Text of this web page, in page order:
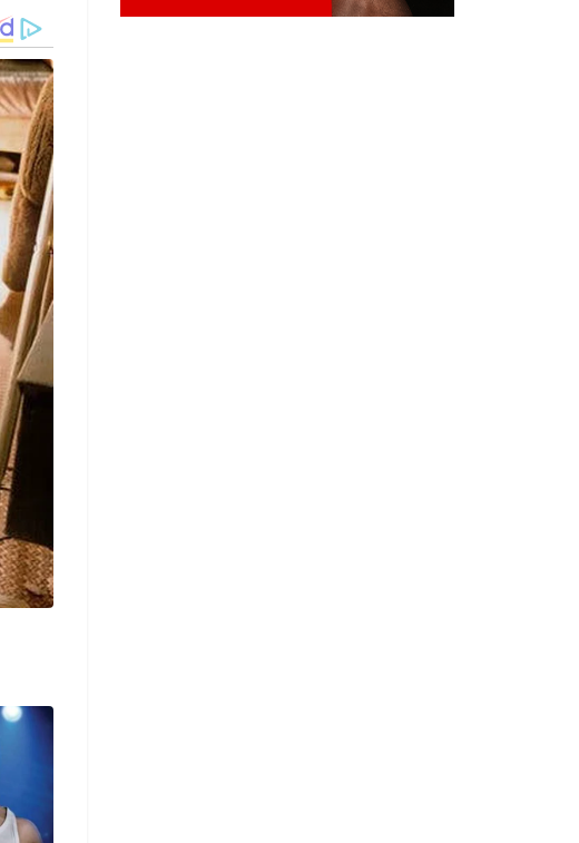
Jogue com responsabilidade. 18+